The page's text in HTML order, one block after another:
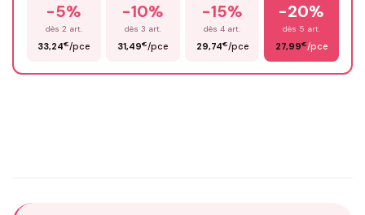
Prénom*
-5%
dès 2 art.
33,24€/pce
-10%
dès 3 art.
31,49€/pce
-15%
dès 4 art.
29,74€/pce
-20%
dès 5 art.
27,99€/pce